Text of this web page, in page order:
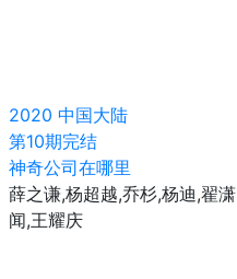
2020 中国大陆
第10期完结
神奇公司在哪里
薛之谦,杨超越,乔杉,杨迪,翟潇
闻,王耀庆